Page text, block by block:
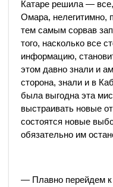
Катаре решила —
Омара, нелегитимно,
тем самым сорвав
того, насколько все
информацию,
этом давно знали и
сторона, знали и в
была выгодна эта
выстраивать новые
состоятся новые
обязательно им
— Плавно перейдем к